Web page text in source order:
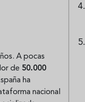
A pocas
de 50.000
ha
nacional